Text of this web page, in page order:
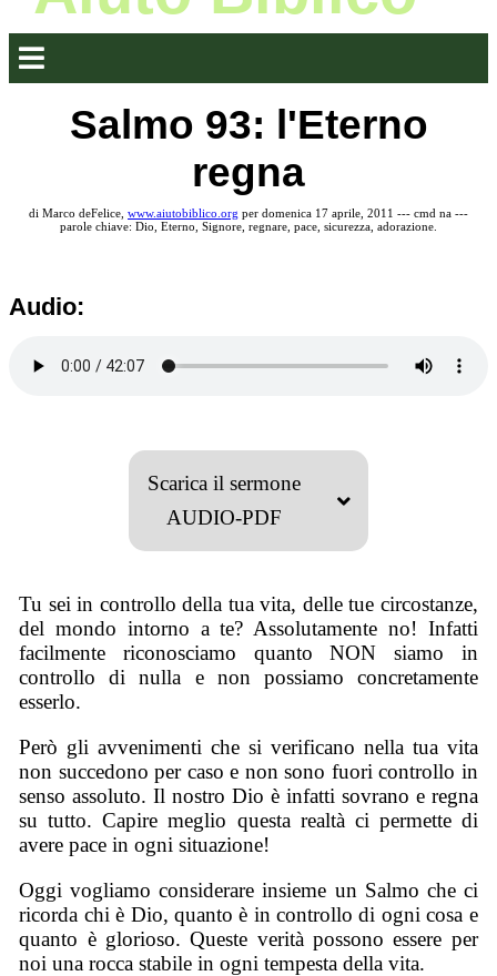
Salmo 93: l'Eterno
regna
di Marco deFelice, www.aiutobiblico.org per domenica 17 aprile, 2011 --- cmd na ---
parole chiave: Dio, Eterno, Signore, regnare, pace, sicurezza, adorazione.
Audio:
Scarica il sermone
AUDIO-PDF
Tu sei in controllo della tua vita, delle tue circostanze,
del mondo intorno a te? Assolutamente no! Infatti
facilmente riconosciamo quanto NON siamo in
controllo di nulla e non possiamo concretamente
esserlo.
Però gli avvenimenti che si verificano nella tua vita
non succedono per caso e non sono fuori controllo in
senso assoluto. Il nostro Dio è infatti sovrano e regna
su tutto. Capire meglio questa realtà ci permette di
avere pace in ogni situazione!
Oggi vogliamo considerare insieme un Salmo che ci
ricorda chi è Dio, quanto è in controllo di ogni cosa e
quanto è glorioso. Queste verità possono essere per
noi una rocca stabile in ogni tempesta della vita.